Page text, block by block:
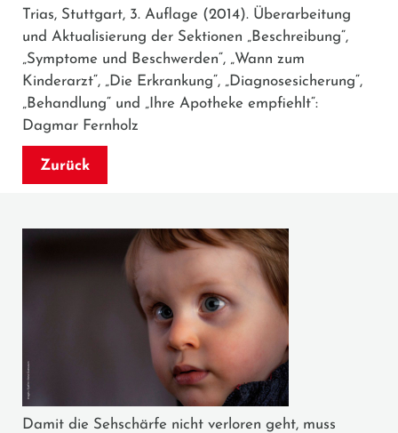
Trias, Stuttgart, 3. Auflage (2014). Überarbeitung
und Aktualisierung der Sektionen „Beschreibung“,
„Symptome und Beschwerden“, „Wann zum
Kinderarzt“, „Die Erkrankung“, „Diagnosesicherung“,
„Behandlung“ und „Ihre Apotheke empfiehlt“:
Dagmar Fernholz
Zurück
Damit die Sehschärfe nicht verloren geht, muss